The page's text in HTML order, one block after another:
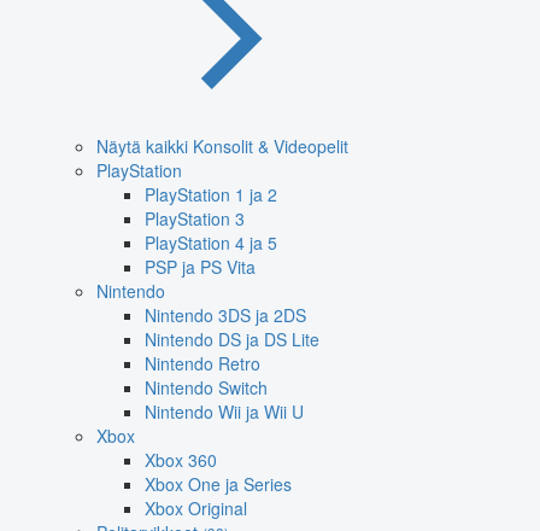
Näytä kaikki Konsolit & Videopelit
PlayStation
PlayStation 1 ja 2
PlayStation 3
PlayStation 4 ja 5
PSP ja PS Vita
Nintendo
Nintendo 3DS ja 2DS
Nintendo DS ja DS Lite
Nintendo Retro
Nintendo Switch
Nintendo Wii ja Wii U
Xbox
Xbox 360
Xbox One ja Series
Xbox Original